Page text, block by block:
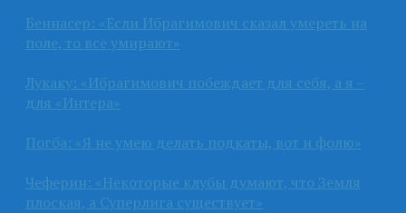
Беннасер: «Если Ибрагимович сказал умереть на
поле, то все умирают»
Лукаку: «Ибрагимович побеждает для себя, а я –
для «Интера»
Погба: «Я не умею делать подкаты, вот и фолю»
Чеферин: «Некоторые клубы думают, что Земля
плоская, а Суперлига существует»